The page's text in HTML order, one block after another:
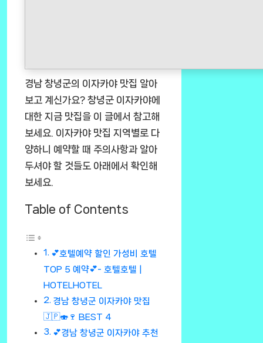
경남 창녕군의 이자카야 맛집 알아
보고 계신가요? 창녕군 이자카야에
대한 지금 맛집을 이 글에서 참고해
보세요. 이자카야 맛집 지역별로 다
양하니 예약할 때 주의사항과 알아
두셔야 할 것들도 아래에서 확인해
보세요.
Table of Contents
💕호텔예약 할인 가성비 호텔
TOP 5 예약💕- 호텔호텔 |
HOTELHOTEL
경남 창녕군 이자카야 맛집
🇯🇵🍣🍷 BEST 4
💕경남 창녕군 이자카야 추천